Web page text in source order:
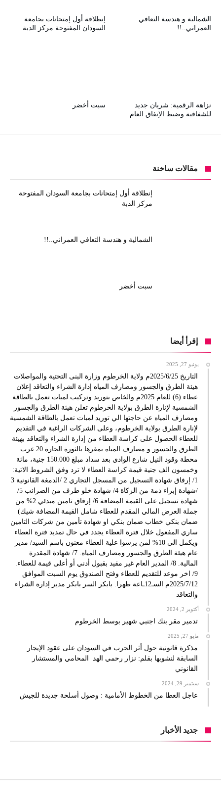
إنطلاقة أول إمتحانات بجامعة
السودان المفتوحة مركز الدبة
الشمالية و هندسة التعافي
العمراني..!!
سبت أخضر
نزاهة الرقمية: شريان جديد
للشفافية وضبط الإنفاق العام
مقالات ساخنة
إنطلاقة أول إمتحانات بجامعة السودان المفتوحة
مركز الدبة
الشمالية و هندسة التعافي العمراني..!!
سبت أخضر
إقرأ أيضا
يونيو 27, 2025
التاريخ 2025/6/25م ولاية الخرطوم وزارة البنى التحتية والمواصلات
هيئة الطرق والجسور ومصارف المياه إدارة الشراء والتعاقد إعلان
عطاء (6) للعام 2025م والخاص بتوريد وتركيب لمبات تعمل بالطاقة
الشمسية لإنارة الطرق بولاية الخرطوم تعلن هيئة الطرق والجسور
ومصارف المياه عن حاجتها الي توريد لمبات تعمل بالطاقة الشمسية
لإنارة الطرق بولاية الخرطوم، وعلى الشركات الراغبة في التقديم
للعطاء الحصول على كراسة العطاء من إدارة الشراء والتعاقد بهيئة
الطرق والجسور و مصارف المياه بمقرها بالثورة الحارة 20 غرب
محطة وقود النيل شارع الوادي بعد سداد مبلغ 150.000 جنية، مائة
وخمسون الف جنية قيمة كراسة العطاء لا ترد وفق الشروط الاتية:
1/ إرفاق شهادة التسجيل من المسجل التجاري 2 /الدمغة القانونية 3
/شهادة إبراء ذمة من الزكاة 4/ شهادة خلو طرف من الضرائب 5/
شهادة تسجيل على القيمة المضافة 6/ إرفاق تامين مبدئي 2% من
جملة العرض المالي المقدم للعطاء شامل القيمة المضافة شيك)
ضمان بنكي خطاب ضمان بنكي او شهادة تأمين من شركات التامين
ساري المفعول خلال فترة العطاء يجدد في حال تمديد فترة العطاء
ويكمل الى 10% لمن يرسوا علية العطاء معنون باسم السيد/ مدير
عام هيئة الطرق والجسور ومصارف المياه. 7/ شهادة المقدرة
المالية. 8/ المدير العام غير مقيد بقبول أدني أو أعلى قيمة للعطاء.
9/ اخر موعد للتقديم للعطاء وفتح الصندوق يوم السبت الموافق
2025/7/12م السـ12ـاعة ظهرا. بابكر السر بابكر مدير إدارة الشراء
والتعاقد
أكتوبر 2, 2024
تدمير مقر بنك اجنبي شهير بوسط الخرطوم
مايو 27, 2025
مذكرة قانونية حول أثر الحرب في السودان على عقود الإيجار
السابقة لنشوبها بقلم: نزار رحمي الهد المحامي والمستشار
القانوني
سبتمبر 29, 2024
عاجل العطا من الخطوط الأمامية : وصول أسلحة جديدة للجيش
جديد الأخبار